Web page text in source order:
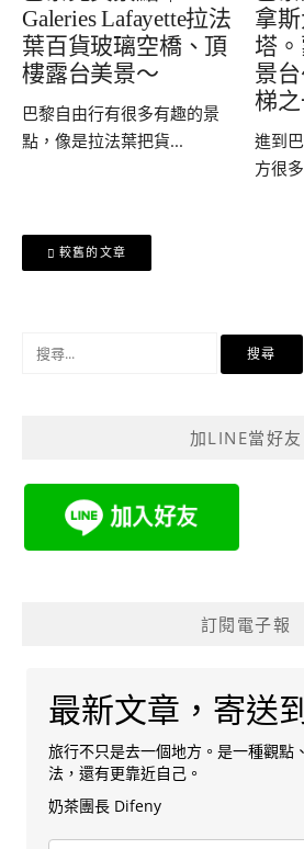
Galeries Lafayette拉法
葉百貨玻璃空橋、頂
樓露台美景～
巴黎自由行有很多有趣的景
點，像是拉法葉把貨...
拿
塔
景
梯
進到
方很
文
章
覽
較舊的文章
加LINE當好友
訂閱電子報
最新文章，寄送
旅行不只是去一個地方。是一種觀點
法，還有更靠近自己。
奶茶團長 Difeny